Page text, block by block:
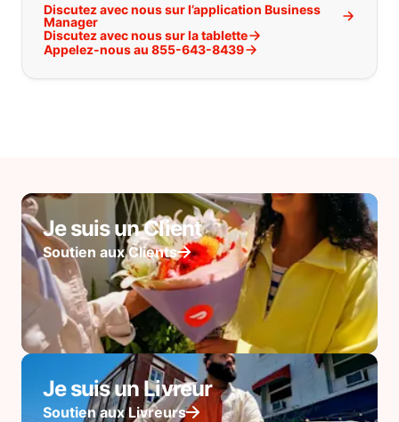
Discutez avec nous sur l’application Business
Manager
Discutez avec nous sur la tablette
Appelez-nous au 855-643-8439
Je suis un Client
Soutien aux Clients
Je suis un Livreur
Soutien aux Livreurs